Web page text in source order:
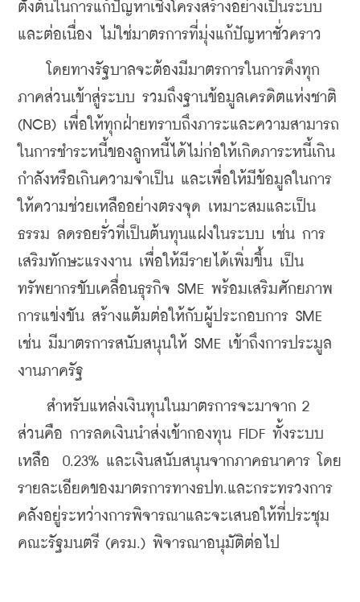
ตั้งต้นในการแก้ปัญหาเชิงโครงสร้างอย่างเป็นระบบ
และต่อเนื่อง ไม่ใช่มาตรการที่มุ่งแก้ปัญหาชั่วคราว
โดยทางรัฐบาลจะต้องมีมาตรการในการดึงทุก
ภาคส่วนเข้าสู่ระบบ รวมถึงฐานข้อมูลเครดิตแห่งชาติ
(NCB) เพื่อให้ทุกฝ่ายทราบถึงภาระและความสามารถ
ในการชำระหนี้ของลูกหนี้ได้ไม่ก่อให้เกิดภาระหนี้เกิน
กำลังหรือเกินความจำเป็น และเพื่อให้มีข้อมูลในการ
ให้ความช่วยเหลืออย่างตรงจุด เหมาะสมและเป็น
ธรรม ลดรอยรั่วที่เป็นต้นทุนแฝงในระบบ เช่น การ
เสริมทักษะแรงงาน เพื่อให้มีรายได้เพิ่มขึ้น เป็น
ทรัพยากรขับเคลื่อนธุรกิจ SME พร้อมเสริมศักยภาพ
การแข่งขัน สร้างแต้มต่อให้กับผู้ประกอบการ SME
เช่น มีมาตรการสนับสนุนให้ SME เข้าถึงการประมูล
งานภาครัฐ
สำหรับแหล่งเงินทุนในมาตรการจะมาจาก 2
ส่วนคือ การลดเงินนำส่งเข้ากองทุน FIDF ทั้งระบบ
เหลือ  0.23% และเงินสนับสนุนจากภาคธนาคาร โดย
รายละเอียดของมาตรการทางธปท.และกระทรวงการ
คลังอยู่ระหว่างการพิจารณาและจะเสนอให้ที่ประชุม
คณะรัฐมนตรี (ครม.) พิจารณาอนุมัติต่อไป